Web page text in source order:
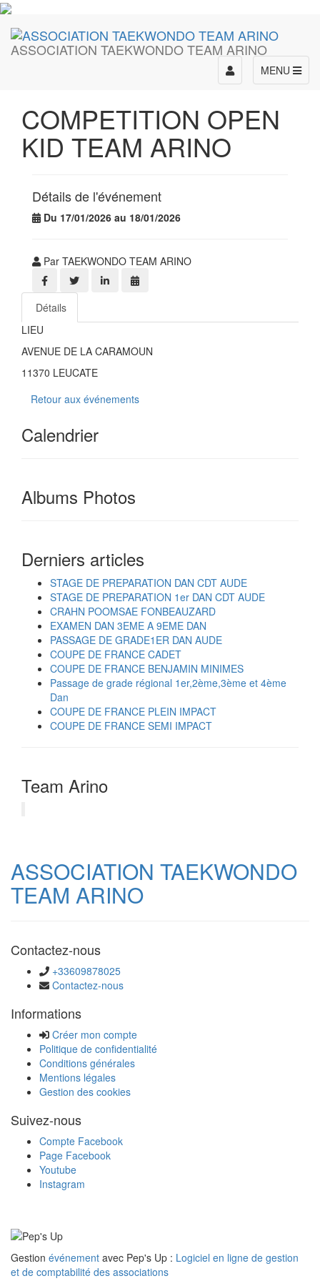
ASSOCIATION TAEKWONDO TEAM ARINO
MENU
Toggle
navigation
COMPETITION OPEN
KID TEAM ARINO
Détails de l'événement
Du 17/01/2026 au 18/01/2026
Par TAEKWONDO TEAM ARINO
Détails
LIEU
AVENUE DE LA CARAMOUN
11370 LEUCATE
Retour aux événements
Calendrier
Albums Photos
Derniers articles
STAGE DE PREPARATION DAN CDT AUDE
STAGE DE PREPARATION 1er DAN CDT AUDE
CRAHN POOMSAE FONBEAUZARD
EXAMEN DAN 3EME A 9EME DAN
PASSAGE DE GRADE1ER DAN AUDE
COUPE DE FRANCE CADET
COUPE DE FRANCE BENJAMIN MINIMES
Passage de grade régional 1er,2ème,3ème et 4ème
Dan
COUPE DE FRANCE PLEIN IMPACT
COUPE DE FRANCE SEMI IMPACT
Team Arino
ASSOCIATION TAEKWONDO
TEAM ARINO
Contactez-nous
+33609878025
Contactez-nous
Informations
Créer mon compte
Politique de confidentialité
Conditions générales
Mentions légales
Gestion des cookies
Suivez-nous
Compte Facebook
Page Facebook
Youtube
Instagram
Gestion événement avec Pep's Up : Logiciel en ligne de gestion
et de comptabilité des associations